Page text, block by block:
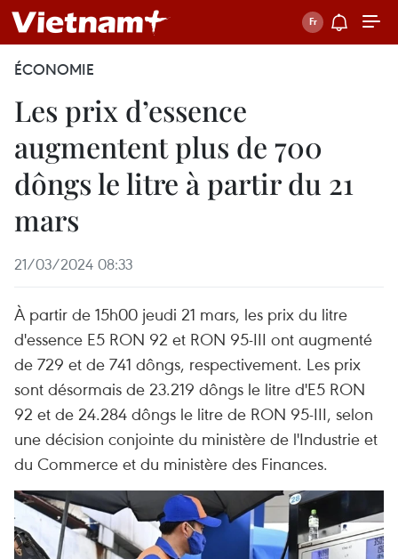
ÉCONOMIE
Les prix d’essence
augmentent plus de 700
dôngs le litre à partir du 21
mars
21/03/2024 08:33
À partir de 15h00 jeudi 21 mars, les prix du litre
d'essence E5 RON 92 et RON 95-III ont augmenté
de 729 et de 741 dôngs, respectivement. Les prix
sont désormais de 23.219 dôngs le litre d'E5 RON
92 et de 24.284 dôngs le litre de RON 95-III, selon
une décision conjointe du ministère de l'Industrie et
du Commerce et du ministère des Finances.